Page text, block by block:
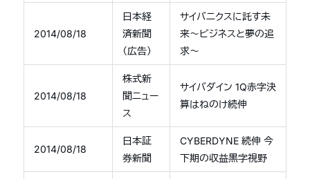
2014/08/18
日本経
済新聞
（広告）
サイバニクスに託す未
来〜ビジネスと夢の追
求〜
2014/08/18
株式新
聞ニュー
ス
サイバダイン 1Q赤字決
算はねのけ続伸
2014/08/18
日本証
券新聞
CYBERDYNE 続伸 今
下期の収益黒字視野